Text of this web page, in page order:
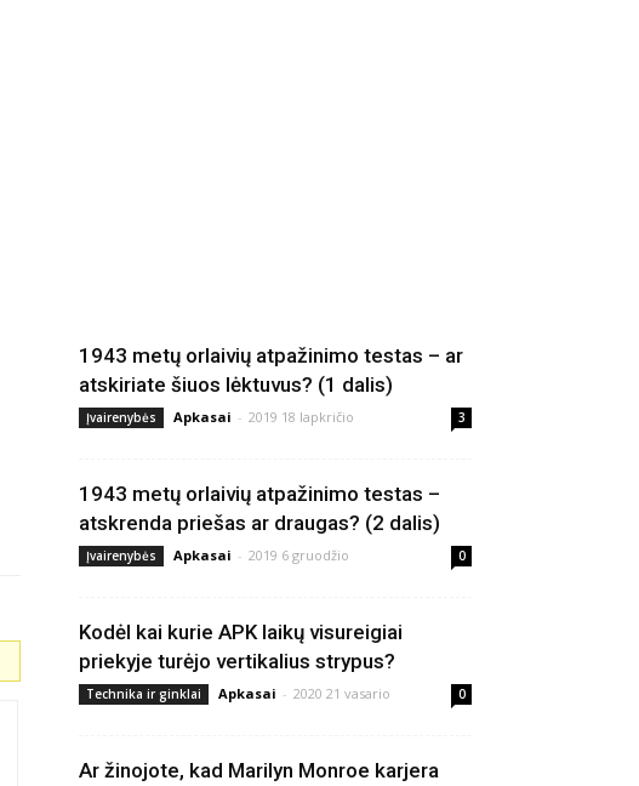
1943 metų orlaivių atpažinimo testas – ar
atskiriate šiuos lėktuvus? (1 dalis)
Įvairenybės Apkasai - 2019 18 lapkričio 3
1943 metų orlaivių atpažinimo testas –
atskrenda priešas ar draugas? (2 dalis)
Įvairenybės Apkasai - 2019 6 gruodžio 0
Kodėl kai kurie APK laikų visureigiai
priekyje turėjo vertikalius strypus?
Technika ir ginklai Apkasai - 2020 21 vasario 0
Ar žinojote, kad Marilyn Monroe karjera